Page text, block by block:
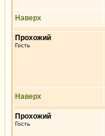
Наверх
Прохожий
Гость
Наверх
Прохожий
Гость